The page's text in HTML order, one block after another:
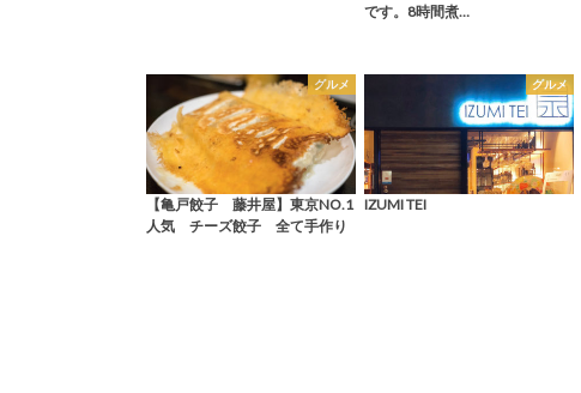
です。8時間煮…
グルメ
【亀戸餃子 藤井屋】東京NO.1
人気 チーズ餃子 全て手作り
グルメ
IZUMI TEI